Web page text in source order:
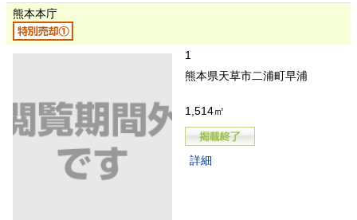
熊本本庁
1
熊本県天草市二浦町早浦
1,514㎡
詳細